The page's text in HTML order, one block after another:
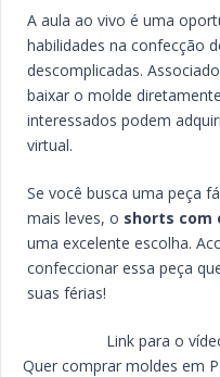
A aula ao vivo é uma
habilidades na confecção
descomplicadas.
baixar o molde
interessados podem
virtual.
Se você busca uma peça
mais leves, o shorts com
uma excelente escolha.
confeccionar essa peça
suas férias!
Link para o
Quer comprar moldes em